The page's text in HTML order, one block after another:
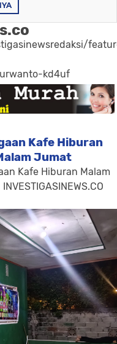
kd4uf
Kafe Hiburan
Jumat
Kafe Hiburan Malam